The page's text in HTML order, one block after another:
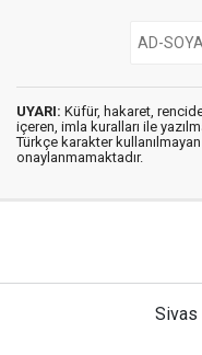
UYARI: Küfür, hakaret,
içeren, imla kuralları ile
Türkçe karakter
onaylanmamaktadır.